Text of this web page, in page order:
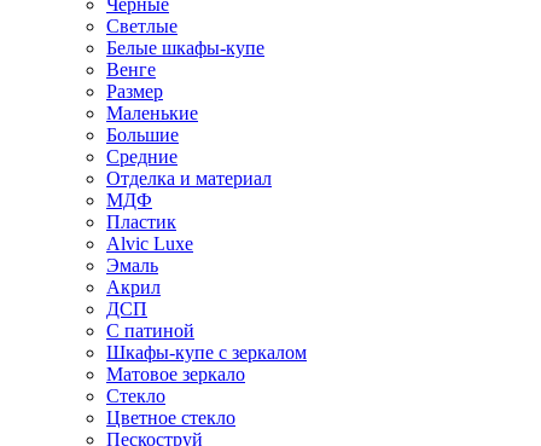
Черные
Светлые
Белые шкафы-купе
Венге
Размер
Маленькие
Большие
Средние
Отделка и материал
МДФ
Пластик
Alvic Luxe
Эмаль
Акрил
ДСП
С патиной
Шкафы-купе с зеркалом
Матовое зеркало
Стекло
Цветное стекло
Пескоструй